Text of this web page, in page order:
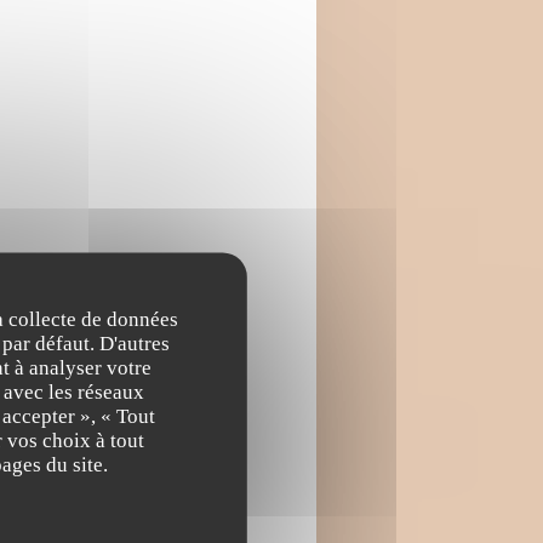
de données
défaut. D'autres
à analyser votre
les réseaux
», « Tout
vos choix à tout
du site.